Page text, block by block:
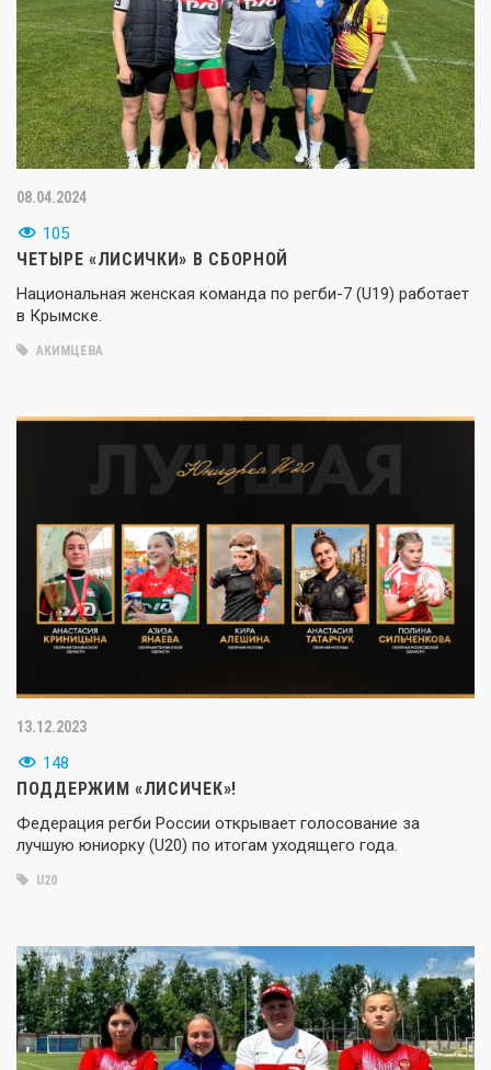
08.04.2024
105
ЧЕТЫРЕ «ЛИСИЧКИ» В СБОРНОЙ
Национальная женская команда по регби-7 (U19) работает
в Крымске.
АКИМЦЕВА
13.12.2023
148
ПОДДЕРЖИМ «ЛИСИЧЕК»!
Федерация регби России открывает голосование за
лучшую юниорку (U20) по итогам уходящего года.
U20